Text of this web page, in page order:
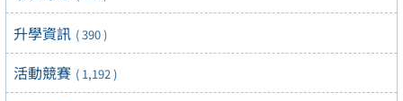
升學資訊 ( 390 )
活動競賽 ( 1,192 )